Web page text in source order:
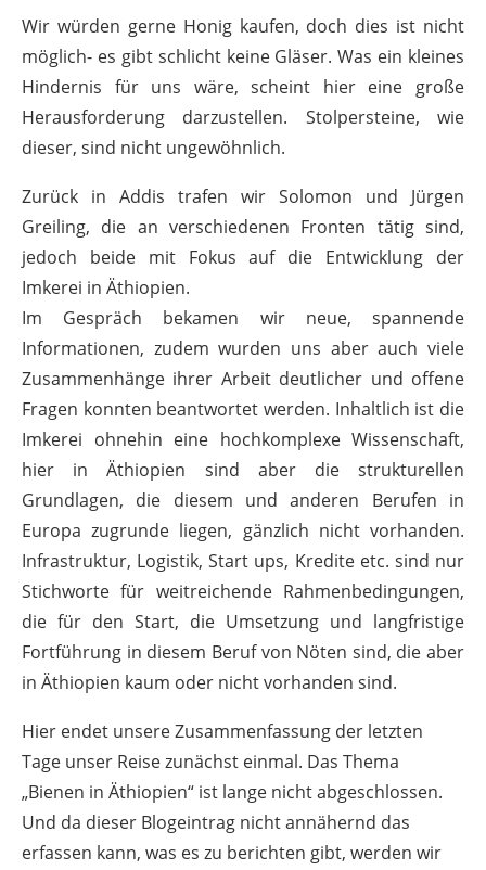
Wir würden gerne Honig kaufen, doch dies ist nicht
möglich- es gibt schlicht keine Gläser. Was ein kleines
Hindernis für uns wäre, scheint hier eine große
Herausforderung darzustellen. Stolpersteine, wie
dieser, sind nicht ungewöhnlich.
Zurück in Addis trafen wir Solomon und Jürgen
Greiling, die an verschiedenen Fronten tätig sind,
jedoch beide mit Fokus auf die Entwicklung der
Imkerei in Äthiopien.
Im Gespräch bekamen wir neue, spannende
Informationen, zudem wurden uns aber auch viele
Zusammenhänge ihrer Arbeit deutlicher und offene
Fragen konnten beantwortet werden. Inhaltlich ist die
Imkerei ohnehin eine hochkomplexe Wissenschaft,
hier in Äthiopien sind aber die strukturellen
Grundlagen, die diesem und anderen Berufen in
Europa zugrunde liegen, gänzlich nicht vorhanden.
Infrastruktur, Logistik, Start ups, Kredite etc. sind nur
Stichworte für weitreichende Rahmenbedingungen,
die für den Start, die Umsetzung und langfristige
Fortführung in diesem Beruf von Nöten sind, die aber
in Äthiopien kaum oder nicht vorhanden sind.
Hier endet unsere Zusammenfassung der letzten
Tage unser Reise zunächst einmal. Das Thema
„Bienen in Äthiopien“ ist lange nicht abgeschlossen.
Und da dieser Blogeintrag nicht annähernd das
erfassen kann, was es zu berichten gibt, werden wir